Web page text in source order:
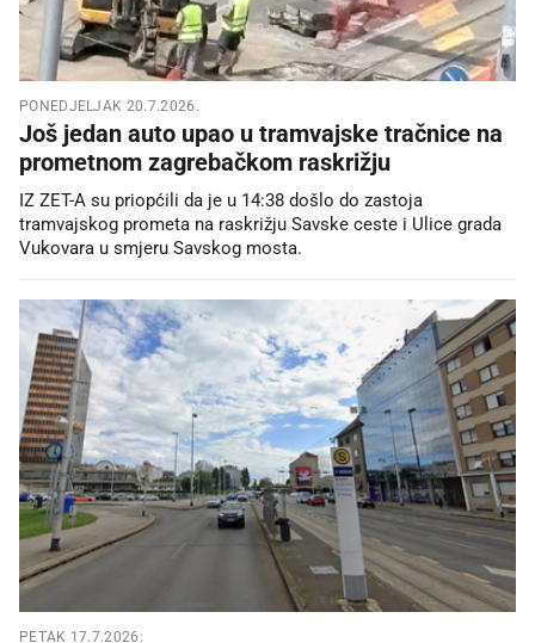
PONEDJELJAK 20.7.2026.
Još jedan auto upao u tramvajske tračnice na
prometnom zagrebačkom raskrižju
IZ ZET-A su priopćili da je u 14:38 došlo do zastoja
tramvajskog prometa na raskrižju Savske ceste i Ulice grada
Vukovara u smjeru Savskog mosta.
PETAK 17.7.2026.